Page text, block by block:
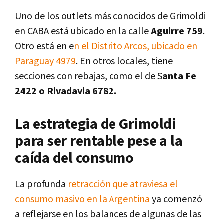
Uno de los outlets más conocidos de Grimoldi
en CABA está ubicado en la calleAguirre 759.
Otro está en en el Distrito Arcos, ubicado en
Paraguay 4979. En otros locales, tiene
secciones con rebajas, como el de Santa Fe
2422 o Rivadavia 6782.
La estrategia de Grimoldi
para ser rentable pese a la
caída del consumo
La profunda retracción que atraviesa el
consumo masivo en la Argentinaya comenzó
a reflejarse en los balances de algunas de las